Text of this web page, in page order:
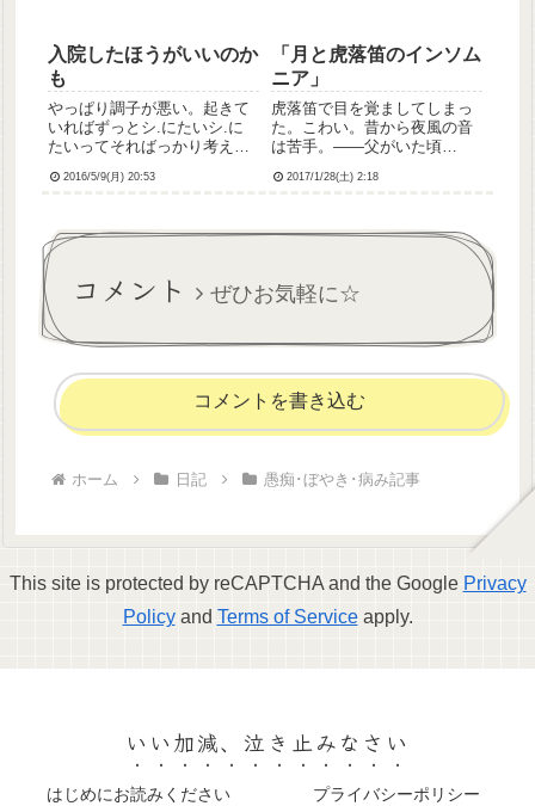
入院したほうがいいのか
も
やっぱり調子が悪い。起きて
いればずっとシ.にたいシ.に
たいってそればっかり考える
し。生活リズムも狂いまくっ
鎖病棟に入院だと言われた。
でもなんとか大目にみてもら
えて。...
2016/5/9(月) 20:53
「月と虎落笛のインソム
ニア」
虎落笛で目を覚ましてしまっ
た。こわい。昔から夜風の音
は苦手。――父がいた頃
ょうがない。誰かそばにいて
2017/1/28(土) 2:18
コメント ぜひお気軽に☆
コメントを書き込む
ホーム 日記 愚痴･ぼやき･病み記事
This site is protected by reCAPTCHA and the Google Privacy
Policyand Terms of Serviceapply.
いい加減、泣き止みなさい
はじめにお読みください プライバシーポリシー